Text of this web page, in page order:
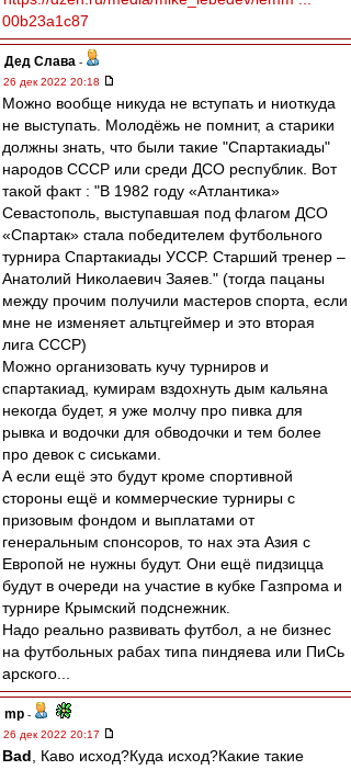
00b23a1c87
Дед Слава -
26 дек 2022 20:18
Можно вообще никуда не вступать и ниоткуда
не выступать. Молодёжь не помнит, а старики
должны знать, что были такие "Спартакиады"
народов СССР или среди ДСО республик. Вот
такой факт : "В 1982 году «Атлантика»
Севастополь, выступавшая под флагом ДСО
«Спартак» стала победителем футбольного
турнира Спартакиады УССР. Старший тренер –
Анатолий Николаевич Заяев." (тогда пацаны
между прочим получили мастеров спорта, если
мне не изменяет альтцгеймер и это вторая
лига СССР)
Можно организовать кучу турниров и
спартакиад, кумирам вздохнуть дым кальяна
некогда будет, я уже молчу про пивка для
рывка и водочки для обводочки и тем более
про девок с сиськами.
А если ещё это будут кроме спортивной
стороны ещё и коммерческие турниры с
призовым фондом и выплатами от
генеральным спонсоров, то нах эта Азия с
Европой не нужны будут. Они ещё пидзицца
будут в очереди на участие в кубке Газпрома и
турнире Крымский подснежник.
Надо реально развивать футбол, а не бизнес
на футбольных рабах типа пиндяева или ПиСь
арского...
mp -
26 дек 2022 20:17
Bad , Каво исход?Куда исход?Какие такие